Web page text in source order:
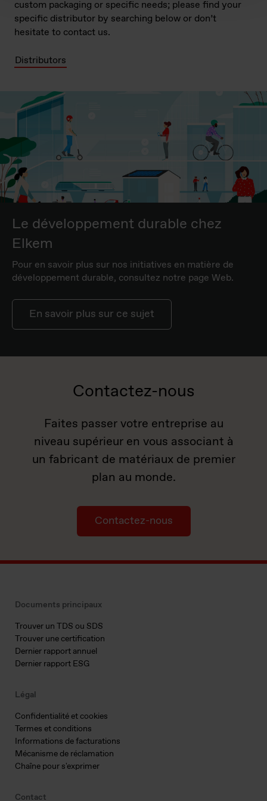
custom packaging or specific needs; please find your
specific distributor by searching below or don’t
hesitate to contact us.
Distributors
Le développement durable chez
Elkem
Pour en savoir plus sur nos initiatives en matière de
développement durable, consultez notre page Web.
En savoir plus sur ce sujet
Contactez-nous
Faites passer votre entreprise au
niveau supérieur en vous associant à
un fabricant de matériaux de premier
plan au monde.
Contactez-nous
Documents principaux
Trouver un TDS ou SDS
Trouver une certification
Dernier rapport annuel
Dernier rapport ESG
Légal
Confidentialité et cookies
Termes et conditions
Informations de facturations
Mécanisme de réclamation
Chaîne pour s'exprimer
Contact